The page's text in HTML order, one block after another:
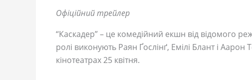
Офіційний трейлер
“Каскадер” – це комедійний екшн від відомого
ролі виконують Раян Ґослінґ, Емілі Блант і
кінотеатрах 25 квітня.